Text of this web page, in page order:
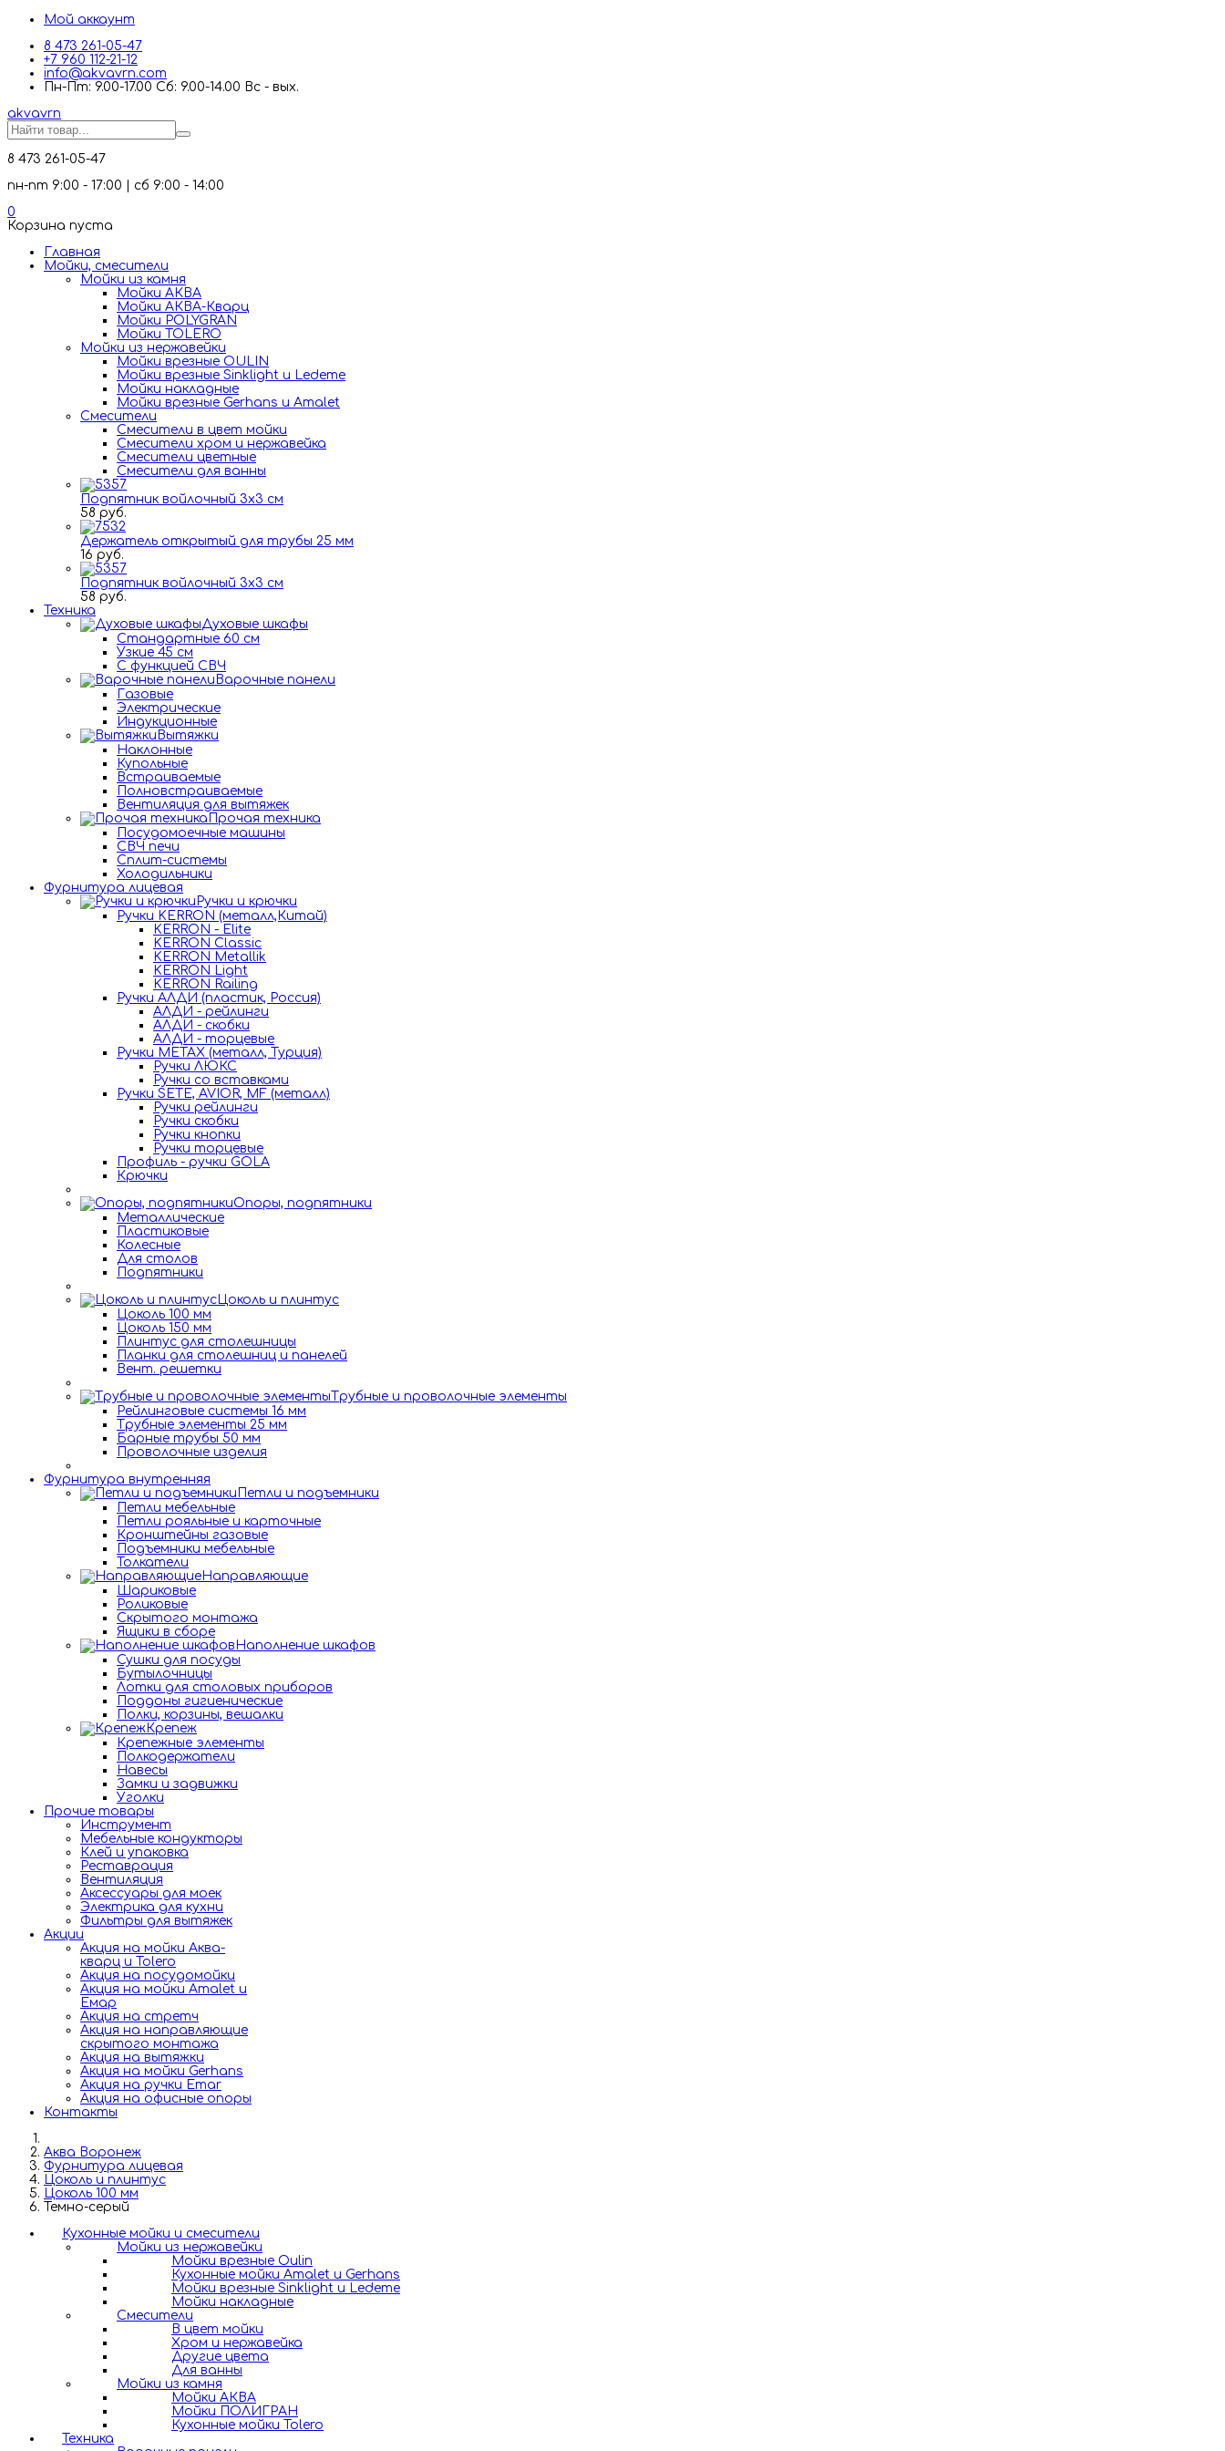
Мой аккаунт
8 473 261-05-47
+7 960 112-21-12
info@akvavrn.com
Пн-Пт: 9.00-17.00 Сб: 9.00-14.00 Вс - вых.
akvavrn
8 473 261-05-47
пн-пт 9:00 - 17:00 | сб 9:00 - 14:00
0
Корзина пуста
Главная
Мойки, смесители
Mойки из камня
Мойки АКВА
Мойки АКВА-Кварц
Мойки POLYGRAN
Мойки TOLERO
Мойки из нержавейки
Мойки врезные OULIN
Мойки врезные Sinklight и Ledeme
Мойки накладные
Мойки врезные Gerhans и Amalet
Смесители
Смесители в цвет мойки
Смесители хром и нержавейка
Смесители цветные
Смесители для ванны
Подпятник войлочный 3х3 см
58 руб.
Держатель открытый для трубы 25 мм
16 руб.
Подпятник войлочный 3х3 см
58 руб.
Техника
Духовые шкафы
Стандартные 60 см
Узкие 45 см
С функцией СВЧ
Варочные панели
Газовые
Электрические
Индукционные
Вытяжки
Наклонные
Купольные
Встраиваемые
Полновстраиваемые
Вентиляция для вытяжек
Прочая техника
Посудомоечные машины
СВЧ печи
Сплит-системы
Холодильники
Фурнитура лицевая
Ручки и крючки
Ручки KERRON (металл,Китай)
KERRON - Elite
KERRON Classic
KERRON Metallik
KERRON Light
KERRON Railing
Ручки АЛДИ (пластик, Россия)
АЛДИ - рейлинги
АЛДИ - скобки
АЛДИ - торцевые
Ручки METAX (металл, Турция)
Ручки ЛЮКС
Ручки со вставками
Ручки SETE, AVIOR, MF (металл)
Ручки рейлинги
Ручки скобки
Ручки кнопки
Ручки торцевые
Профиль - ручки GOLA
Крючки
Опоры, подпятники
Металлические
Пластиковые
Колесные
Для столов
Подпятники
Цоколь и плинтус
Цоколь 100 мм
Цоколь 150 мм
Плинтус для столешницы
Планки для столешниц и панелей
Вент. решетки
Трубные и проволочные элементы
Рейлинговые системы 16 мм
Трубные элементы 25 мм
Барные трубы 50 мм
Проволочные изделия
Фурнитура внутренняя
Петли и подъемники
Петли мебельные
Петли рояльные и карточные
Кронштейны газовые
Подъемники мебельные
Толкатели
Направляющие
Шариковые
Роликовые
Скрытого монтажа
Ящики в сборе
Наполнение шкафов
Сушки для посуды
Бутылочницы
Лотки для столовых приборов
Поддоны гигиенические
Полки, корзины, вешалки
Крепеж
Крепежные элементы
Полкодержатели
Навесы
Замки и задвижки
Уголки
Прочие товары
Инструмент
Мебельные кондукторы
Клей и упаковка
Реставрация
Вентиляция
Аксессуары для моек
Электрика для кухни
Фильтры для вытяжек
Акции
Акция на мойки Аква-
кварц и Tolero
Акция на посудомойки
Акция на мойки Amalet и
Емар
Акция на стретч
Акция на направляющие
скрытого монтажа
Акция на вытяжки
Акция на мойки Gerhans
Акция на ручки Emar
Акция на офисные опоры
Контакты
Аква Воронеж
Фурнитура лицевая
Цоколь и плинтус
Цоколь 100 мм
Темно-серый
Кухонные мойки и смесители
Мойки из нержавейки
Мойки врезные Oulin
Кухонные мойки Amalet и Gerhans
Мойки врезные Sinklight и Ledeme
Мойки накладные
Смесители
В цвет мойки
Хром и нержавейка
Другие цвета
Для ванны
Мойки из камня
Мойки АКВА
Мойки ПОЛИГРАН
Кухонные мойки Tolero
Техника